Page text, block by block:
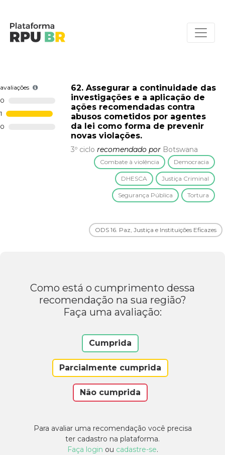
avaliações
0
1
0
62. Assegurar a continuidade das
investigações e a aplicação de
ações recomendadas contra
abusos cometidos por agentes
da lei como forma de prevenir
novas violações.
3º ciclo recomendado por Botswana
Combate à violência Democracia
DHESCA Justiça Criminal
Segurança Pública Tortura
ODS 16. Paz, Justiça e Instituições Eficazes
Como está o cumprimento dessa
recomendação na sua região?
Faça uma avaliação:
Cumprida
Parcialmente cumprida
Não cumprida
Para avaliar uma recomendação você precisa
ter cadastro na plataforma.
Faça login ou cadastre-se.